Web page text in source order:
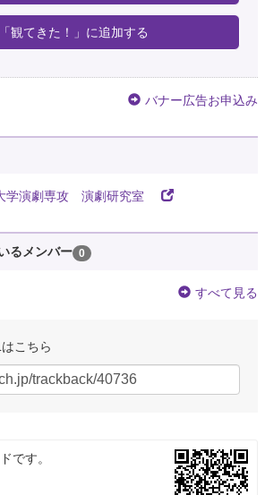
「観てきた！」に追加する
バナー広告お申込み
学演劇専攻 演劇研究室
るメンバー 0
すべて見る
こちら
です。